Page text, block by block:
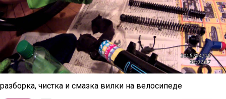
разборка, чистка и смазка вилки на велосипеде